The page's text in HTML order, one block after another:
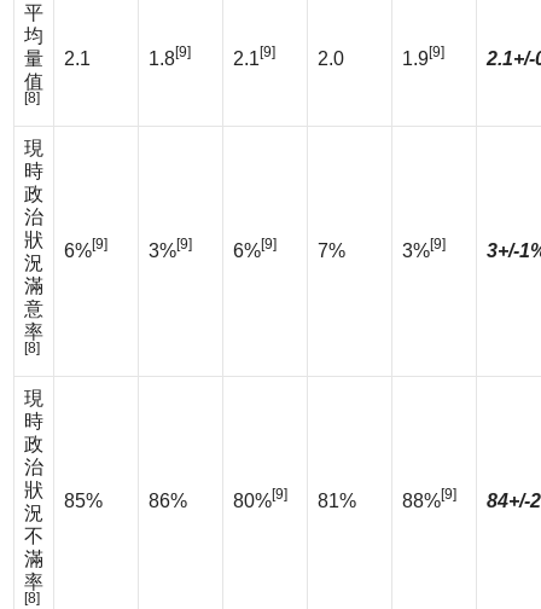
平
均
量
值
[8]
2.1 1.8[9] 2.1 [9] 2.0 1.9[9] 2.1+/-
現
時
政
治
狀
況
滿
意
率
[8]
6%[9] 3%[9] 6%[9] 7% 3%[9] 3+/-
現
時
政
治
狀
況
不
滿
率
[8]
85% 86% 80%[9] 81% 88%[9] 84+/-